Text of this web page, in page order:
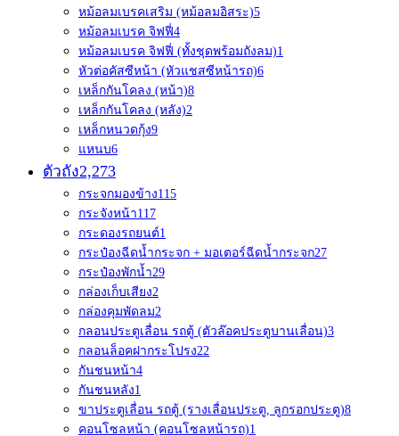
หม้อลมเบรคเสริม (หม้อลมอิสระ)5
หม้อลมเบรค จิฟฟี่4
หม้อลมเบรค จิฟฟี่ (ทั้งชุดพร้อมถังลม)1
หัวต่อคัสซีหน้า (หัวแชสซีหน้ารถ)6
เหล็กกันโคลง (หน้า)8
เหล็กกันโคลง (หลัง)2
เหล็กหนวดกุ้ง9
แหนบ6
ตัวถัง2,273
กระจกมองข้าง115
กระจังหน้า117
กระดองรถยนต์1
กระป๋องฉีดน้ำกระจก + มอเตอร์ฉีดน้ำกระจก27
กระป๋องพักน้ำ29
กล่องเก็บเสียง2
กล่องคุมพัดลม2
กลอนประตูเลื่อน รถตู้ (ตัวล๊อคประตูบานเลื่อน)3
กลอนล็อคฝากระโปรง22
กันชนหน้า4
กันชนหลัง1
ขาประตูเลื่อน รถตู้ (รางเลื่อนประตู, ลูกรอกประตู)8
คอนโซลหน้า (คอนโซลหน้ารถ)1